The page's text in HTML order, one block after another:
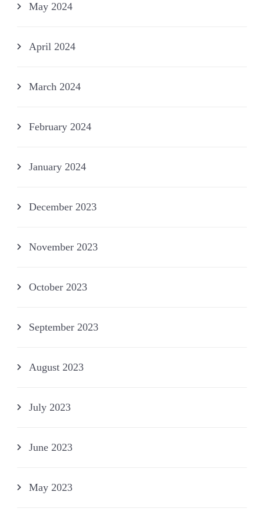
May 2024
April 2024
March 2024
February 2024
January 2024
December 2023
November 2023
October 2023
September 2023
August 2023
July 2023
June 2023
May 2023